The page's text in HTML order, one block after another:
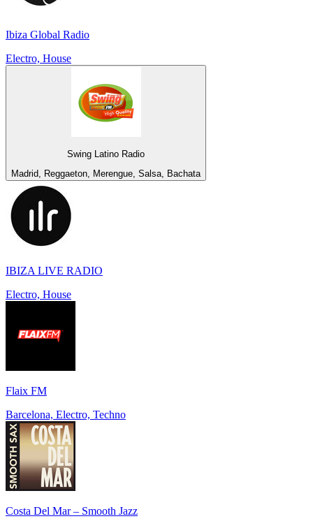
Ibiza Global Radio
Electro, House
Swing Latino Radio
Madrid, Reggaeton, Merengue, Salsa, Bachata
IBIZA LIVE RADIO
Electro, House
Flaix FM
Barcelona, Electro, Techno
Costa Del Mar – Smooth Jazz